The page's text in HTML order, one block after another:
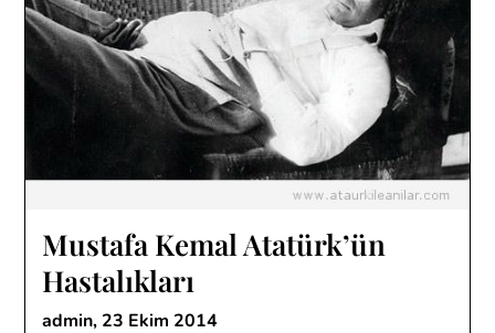
Mustafa Kemal Atatürk’ün
Hastalıkları
admin, 23 Ekim 2014